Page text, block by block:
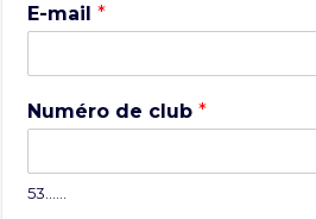
E-mail*
Numéro de club*
53……